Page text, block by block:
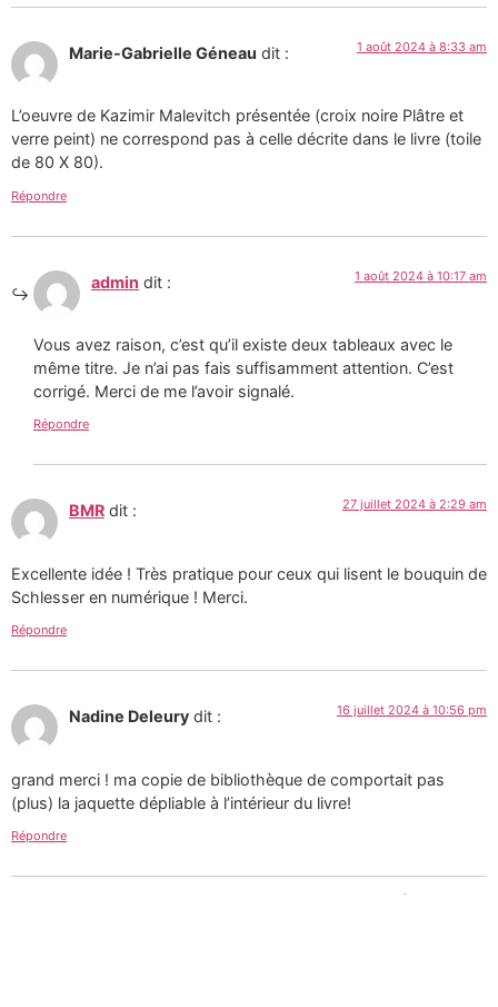
Marie-Gabrielle Géneau dit : 1 août 2024 à 8:33 am
L’oeuvre de Kazimir Malevitch présentée (croix noire Plâtre et
verre peint) ne correspond pas à celle décrite dans le livre (toile
de 80 X 80).
Répondre
admin dit : 1 août 2024 à 10:17 am
Vous avez raison, c’est qu’il existe deux tableaux avec le
même titre. Je n’ai pas fais suffisamment attention. C’est
corrigé. Merci de me l’avoir signalé.
Répondre
BMR dit : 27 juillet 2024 à 2:29 am
Excellente idée ! Très pratique pour ceux qui lisent le bouquin de
Schlesser en numérique ! Merci.
Répondre
Nadine Deleury dit : 16 juillet 2024 à 10:56 pm
grand merci ! ma copie de bibliothèque de comportait pas
(plus) la jaquette dépliable à l’intérieur du livre!
Répondre
Tous les textes et images de ce site sont la création de